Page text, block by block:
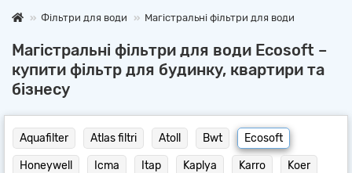
Фільтри для води Магістральні фільтри для води
Магістральні фільтри для води Ecosoft –
купити фільтр для будинку, квартири та
бізнесу
Aquafilter Atlas filtri Atoll Bwt Ecosoft
Honeywell Icma Itap Kaplya Karro Koer